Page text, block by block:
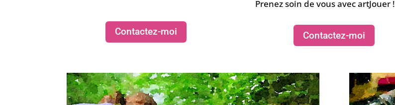
Contactez-moi
Prenez soin de vous avec artJouer !
Contactez-moi